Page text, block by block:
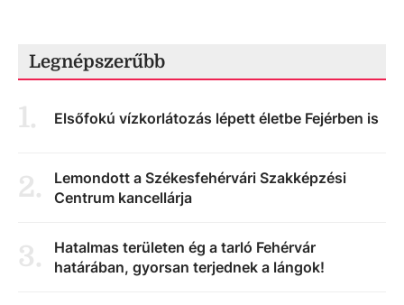
Legnépszerűbb
1. Elsőfokú vízkorlátozás lépett életbe Fejérben is
2.
Lemondott a Székesfehérvári Szakképzési
Centrum kancellárja
3.
Hatalmas területen ég a tarló Fehérvár
határában, gyorsan terjednek a lángok!